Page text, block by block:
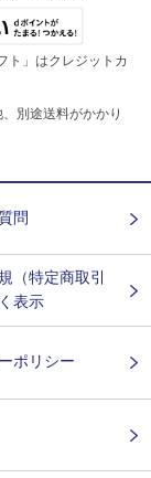
ト」はクレジットカ
別途送料がかかり
問
（特定商取引
表示
ポリシー